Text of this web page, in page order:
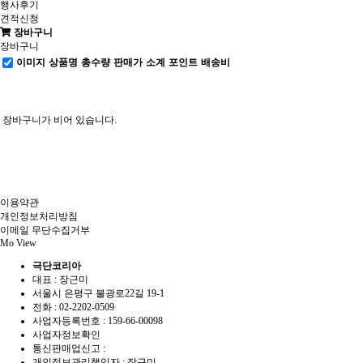
행사후기
견적신청
장바구니
장바구니
이미지 상품명 총수량 판매가 소계 포인트 배송비
장바구니가 비어 있습니다.
이용약관
개인정보처리방침
이메일 무단수집거부
Mo View
극단코리아
대표 : 장근미
서울시 은평구 불광로22길 19-1
전화 : 02-2202-0509
사업자등록번호 : 159-66-00098
사업자정보확인
통신판매업신고 :